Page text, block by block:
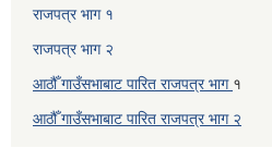
राजपत्र भाग १
राजपत्र भाग २
आठौँ गाउँसभाबाट पारित राजपत्र भाग १
आठौँ गाउँसभाबाट पारित राजपत्र भाग २